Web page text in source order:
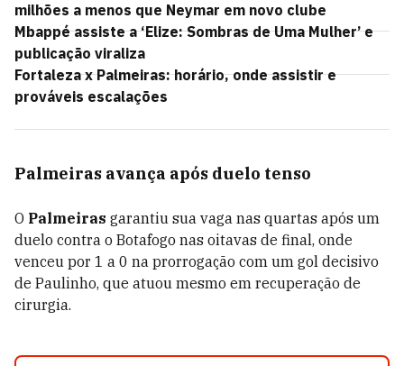
milhões a menos que Neymar em novo clube
Mbappé assiste a ‘Elize: Sombras de Uma Mulher’ e
publicação viraliza
Fortaleza x Palmeiras: horário, onde assistir e
prováveis escalações
Palmeiras avança após duelo tenso
O Palmeiras garantiu sua vaga nas quartas após um
duelo contra o Botafogo nas oitavas de final, onde
venceu por 1 a 0 na prorrogação com um gol decisivo
de Paulinho, que atuou mesmo em recuperação de
cirurgia.